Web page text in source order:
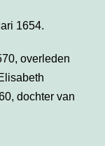
1654.
overleden
dochter van